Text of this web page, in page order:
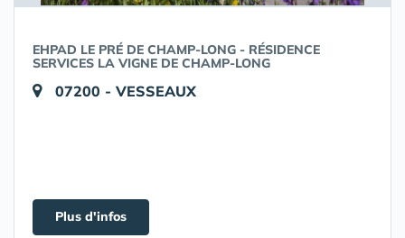
EHPAD LE PRÉ DE CHAMP-LONG - RÉSIDENCE
SERVICES LA VIGNE DE CHAMP-LONG
07200 - VESSEAUX
Plus d'infos